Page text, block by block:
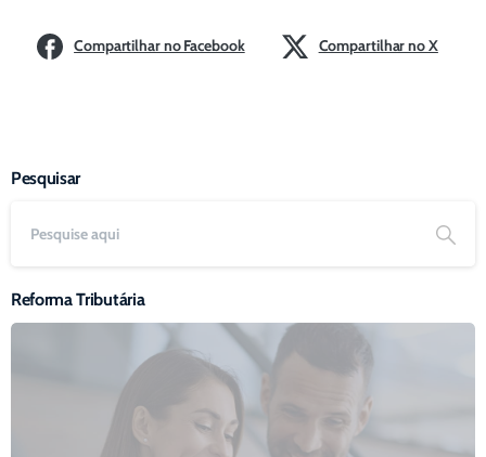
Compartilhar no Facebook Compartilhar no X
Pesquisar
Reforma Tributária